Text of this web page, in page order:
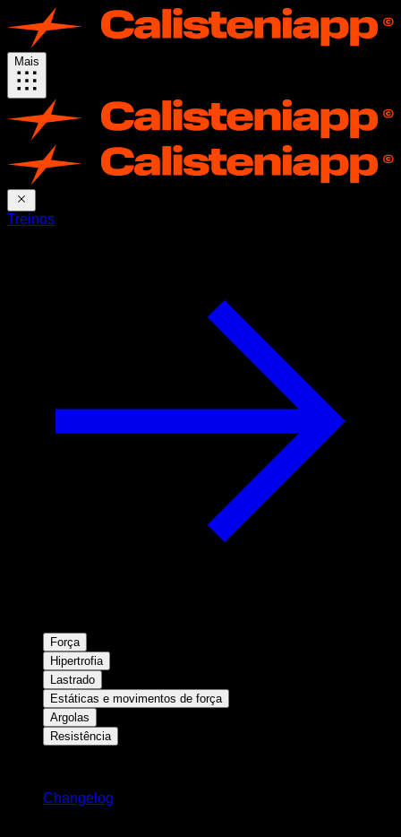
Mais
Treinos
Força
Hipertrofia
Lastrado
Estáticas e movimentos de força
Argolas
Resistência
Changelog